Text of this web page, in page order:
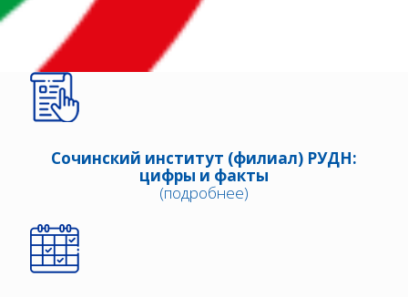
Сочинский институт (филиал) РУДН:
цифры и факты
(подробнее)